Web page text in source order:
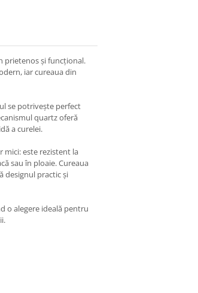
prietenos și funcțional.
iar cureaua din
se potrivește perfect
quartz oferă
a curelei.
mici: este rezistent la
sau în ploaie. Cureaua
designul practic și
o alegere ideală pentru